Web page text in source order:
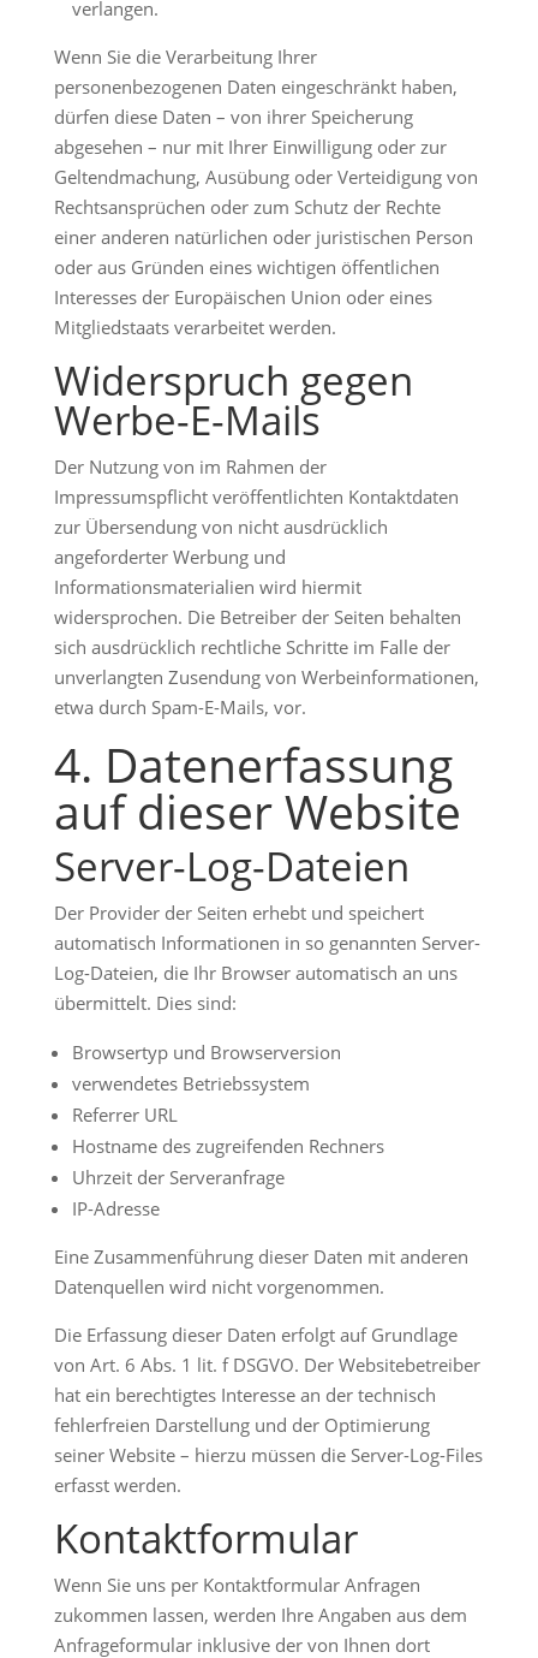
verlangen.
Wenn Sie die Verarbeitung Ihrer
personenbezogenen Daten eingeschränkt haben,
dürfen diese Daten – von ihrer Speicherung
abgesehen – nur mit Ihrer Einwilligung oder zur
Geltendmachung, Ausübung oder Verteidigung von
Rechtsansprüchen oder zum Schutz der Rechte
einer anderen natürlichen oder juristischen Person
oder aus Gründen eines wichtigen öffentlichen
Interesses der Europäischen Union oder eines
Mitgliedstaats verarbeitet werden.
Widerspruch gegen
Werbe-E-Mails
Der Nutzung von im Rahmen der
Impressumspflicht veröffentlichten Kontaktdaten
zur Übersendung von nicht ausdrücklich
angeforderter Werbung und
Informationsmaterialien wird hiermit
widersprochen. Die Betreiber der Seiten behalten
sich ausdrücklich rechtliche Schritte im Falle der
unverlangten Zusendung von Werbeinformationen,
etwa durch Spam-E-Mails, vor.
4. Datenerfassung
auf dieser Website
Server-Log-Dateien
Der Provider der Seiten erhebt und speichert
automatisch Informationen in so genannten Server-
Log-Dateien, die Ihr Browser automatisch an uns
übermittelt. Dies sind:
Browsertyp und Browserversion
verwendetes Betriebssystem
Referrer URL
Hostname des zugreifenden Rechners
Uhrzeit der Serveranfrage
IP-Adresse
Eine Zusammenführung dieser Daten mit anderen
Datenquellen wird nicht vorgenommen.
Die Erfassung dieser Daten erfolgt auf Grundlage
von Art. 6 Abs. 1 lit. f DSGVO. Der Websitebetreiber
hat ein berechtigtes Interesse an der technisch
fehlerfreien Darstellung und der Optimierung
seiner Website – hierzu müssen die Server-Log-Files
erfasst werden.
Kontaktformular
Wenn Sie uns per Kontaktformular Anfragen
zukommen lassen, werden Ihre Angaben aus dem
Anfrageformular inklusive der von Ihnen dort